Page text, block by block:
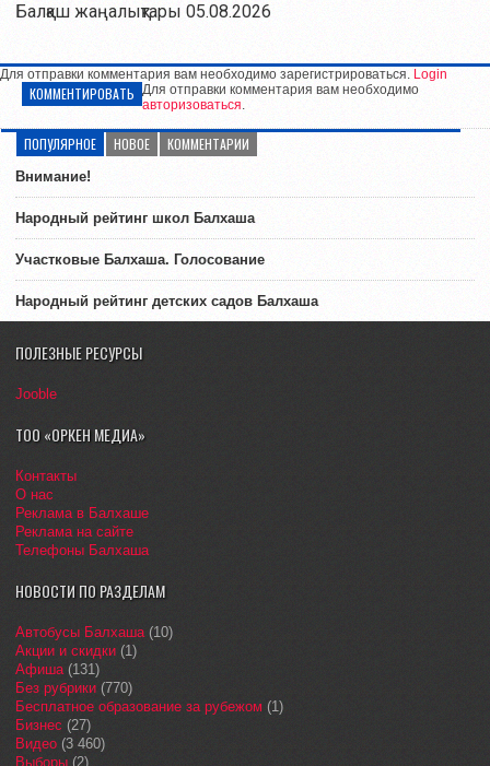
Балқаш жаңалықтары 05.08.2026
Для отправки комментария вам необходимо зарегистрироваться. Login
КОММЕНТИРОВАТЬ Для отправки комментария вам необходимо
авторизоваться.
ПОПУЛЯРНОЕ НОВОЕ КОММЕНТАРИИ
Внимание!
Народный рейтинг школ Балхаша
Участковые Балхаша. Голосование
Народный рейтинг детских садов Балхаша
ПОЛЕЗНЫЕ РЕСУРСЫ
Jooble
ТОО «ОРКЕН МЕДИА»
Контакты
О нас
Реклама в Балхаше
Реклама на сайте
Телефоны Балхаша
НОВОСТИ ПО РАЗДЕЛАМ
Автобусы Балхаша(10)
Акции и скидки (1)
Афиша(131)
Без рубрики (770)
Бесплатное образование за рубежом (1)
Бизнес (27)
Видео (3 460)
Выборы (2)